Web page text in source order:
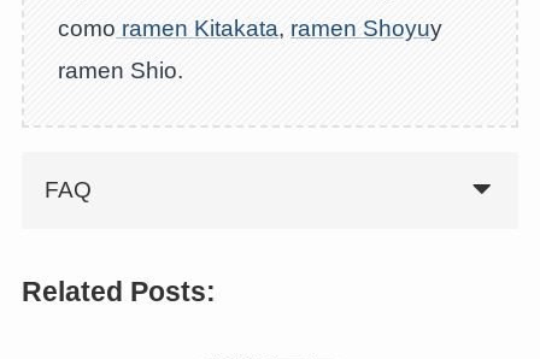
como ramen Kitakata, ramen Shoyuy
ramen Shio.
FAQ
Related Posts: